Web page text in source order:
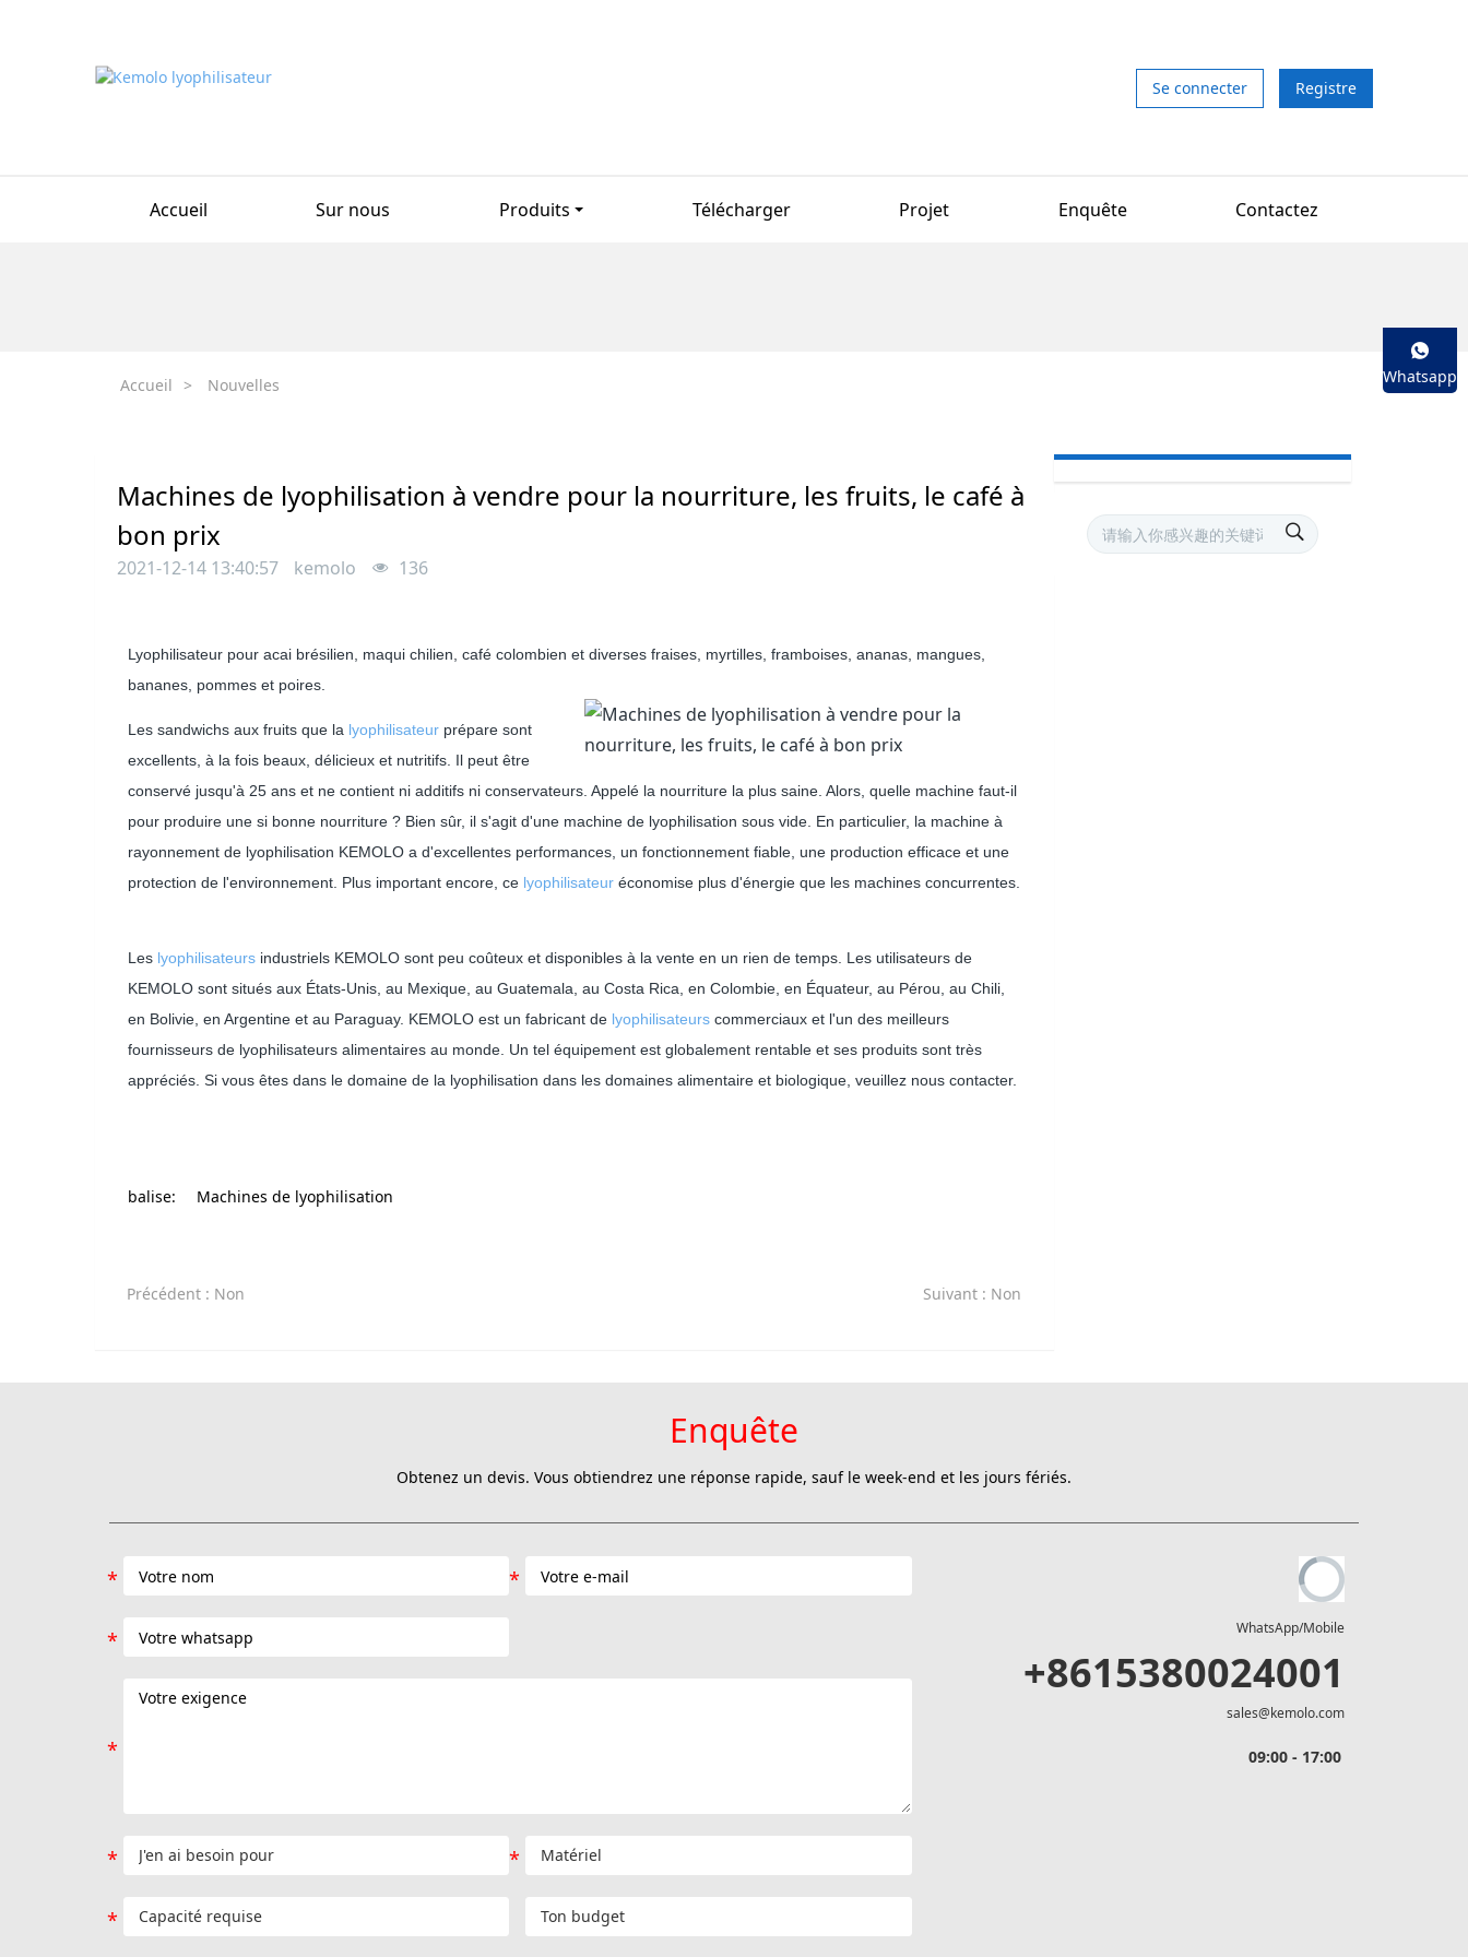
Se connecter Registre
Accueil Sur nous Produits Télécharger Projet Enquête Contactez
Accueil > Nouvelles
Machines de lyophilisation à vendre pour la nourriture, les fruits, le café à
bon prix
2021-12-14 13:40:57 kemolo 136
Lyophilisateur pour acai brésilien, maqui chilien, café colombien et diverses fraises, myrtilles, framboises, ananas, mangues,
bananes, pommes et poires.
Les sandwichs aux fruits que la lyophilisateur prépare sont
excellents, à la fois beaux, délicieux et nutritifs. Il peut être
conservé jusqu'à 25 ans et ne contient ni additifs ni conservateurs. Appelé la nourriture la plus saine. Alors, quelle machine faut-il
pour produire une si bonne nourriture ? Bien sûr, il s'agit d'une machine de lyophilisation sous vide. En particulier, la machine à
rayonnement de lyophilisation KEMOLO a d'excellentes performances, un fonctionnement fiable, une production efficace et une
protection de l'environnement. Plus important encore, ce lyophilisateur économise plus d'énergie que les machines concurrentes.
Les lyophilisateurs industriels KEMOLO sont peu coûteux et disponibles à la vente en un rien de temps. Les utilisateurs de
KEMOLO sont situés aux États-Unis, au Mexique, au Guatemala, au Costa Rica, en Colombie, en Équateur, au Pérou, au Chili,
en Bolivie, en Argentine et au Paraguay. KEMOLO est un fabricant de lyophilisateurs commerciaux et l'un des meilleurs
fournisseurs de lyophilisateurs alimentaires au monde. Un tel équipement est globalement rentable et ses produits sont très
appréciés. Si vous êtes dans le domaine de la lyophilisation dans les domaines alimentaire et biologique, veuillez nous contacter.
balise: Machines de lyophilisation
Précédent : Non Suivant : Non
Enquête
Obtenez un devis. Vous obtiendrez une réponse rapide, sauf le week-end et les jours fériés.
WhatsApp/Mobile
+8615380024001
sales@kemolo.com
09:00 - 17:00
Whatsapp